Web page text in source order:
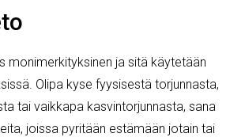
monimerkityksinen ja sitä käytetään
Olipa kyse fyysisestä torjunnasta,
tai vaikkapa kasvintorjunnasta, sana
joissa pyritään estämään jotain tai